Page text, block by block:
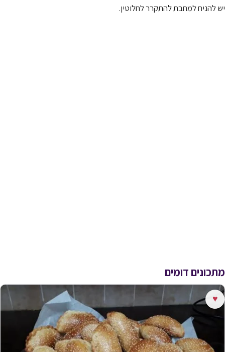
יש להניח למחבת להתקרר לחלוטין.
מתכונים דומים
♥